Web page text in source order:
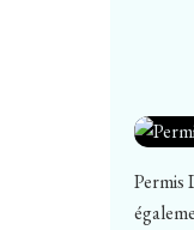
Permis